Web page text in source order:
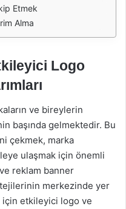
Etmek
Alma
Logo
ve bireylerin
başında gelmektedir. Bu
çekmek, marka
ulaşmak için önemli
reklam banner
merkezinde yer
için etkileyici logo ve